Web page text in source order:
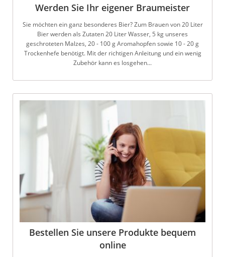
Werden Sie Ihr eigener Braumeister
Sie möchten ein ganz besonderes Bier? Zum Brauen von 20 Liter
Bier werden als Zutaten 20 Liter Wasser, 5 kg unseres
geschroteten Malzes, 20 - 100 g Aromahopfen sowie 10 - 20 g
Trockenhefe benötigt. Mit der richtigen Anleitung und ein wenig
Zubehör kann es losgehen...
Bestellen Sie unsere Produkte bequem
online